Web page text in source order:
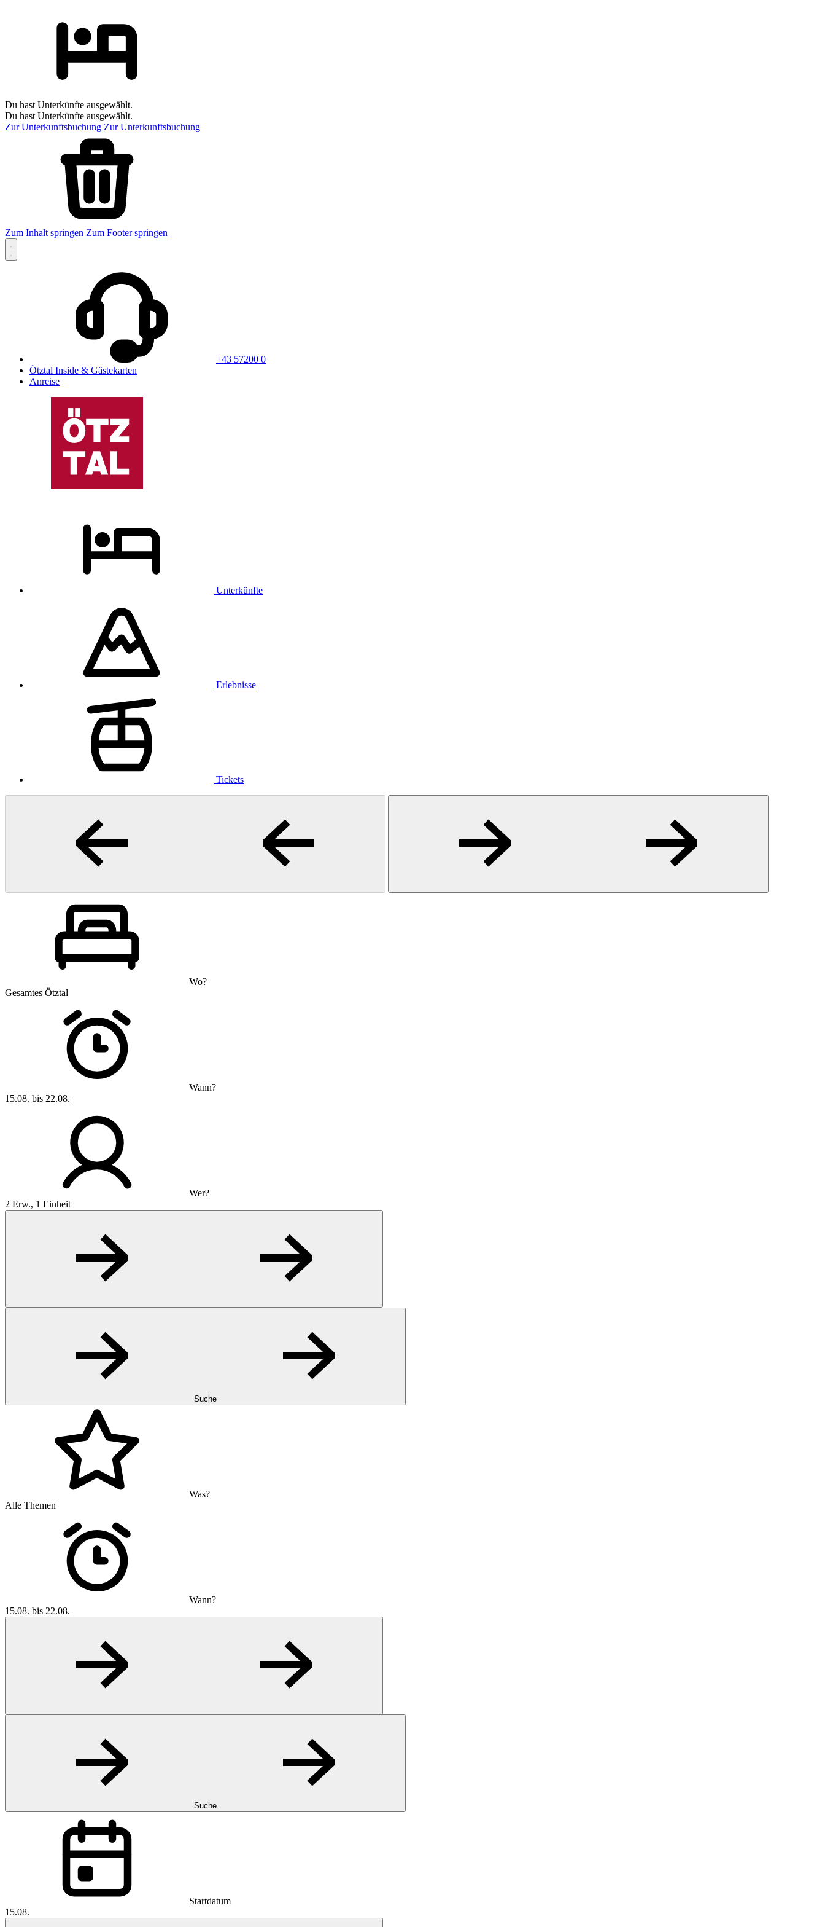
Du hast Unterkünfte ausgewählt.
Du hast Unterkünfte ausgewählt.
Zur Unterkunftsbuchung Zur Unterkunftsbuchung
Zum Inhalt springen Zum Footer springen
+43 57200 0
Ötztal Inside & Gästekarten
Anreise
Unterkünfte
Erlebnisse
Tickets
Wo?
Gesamtes Ötztal
Wann?
15.08. bis 22.08.
Wer?
2 Erw., 1 Einheit
Suche
Was?
Alle Themen
Wann?
15.08. bis 22.08.
Suche
Startdatum
15.08.